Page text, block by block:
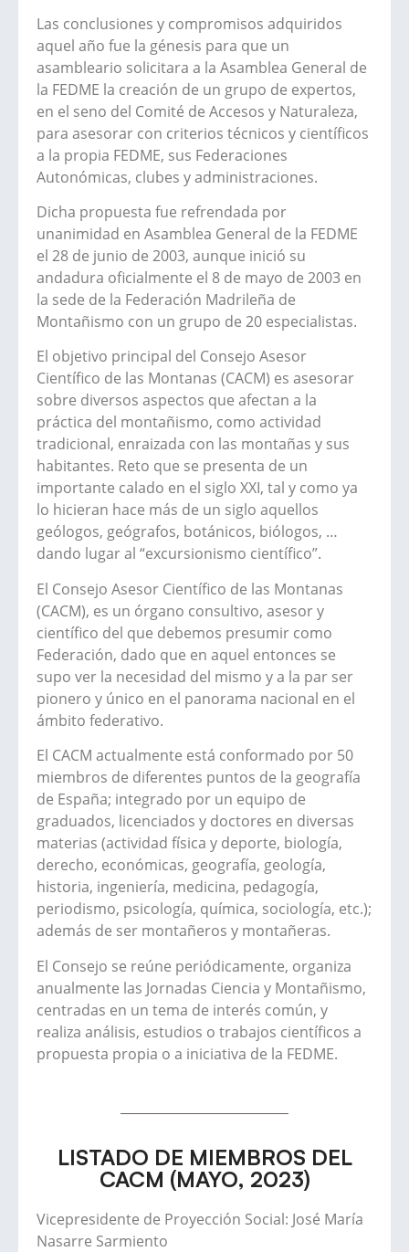
Las conclusiones y compromisos adquiridos
aquel año fue la génesis para que un
asambleario solicitara a la Asamblea General de
la FEDME la creación de un grupo de expertos,
en el seno del Comité de Accesos y Naturaleza,
para asesorar con criterios técnicos y científicos
a la propia FEDME, sus Federaciones
Autonómicas, clubes y administraciones.
Dicha propuesta fue refrendada por
unanimidad en Asamblea General de la FEDME
el 28 de junio de 2003, aunque inició su
andadura oficialmente el 8 de mayo de 2003 en
la sede de la Federación Madrileña de
Montañismo con un grupo de 20 especialistas.
El objetivo principal del Consejo Asesor
Científico de las Montanas (CACM) es asesorar
sobre diversos aspectos que afectan a la
práctica del montañismo, como actividad
tradicional, enraizada con las montañas y sus
habitantes. Reto que se presenta de un
importante calado en el siglo XXI, tal y como ya
lo hicieran hace más de un siglo aquellos
geólogos, geógrafos, botánicos, biólogos, …
dando lugar al “excursionismo científico”.
El Consejo Asesor Científico de las Montanas
(CACM), es un órgano consultivo, asesor y
científico del que debemos presumir como
Federación, dado que en aquel entonces se
supo ver la necesidad del mismo y a la par ser
pionero y único en el panorama nacional en el
ámbito federativo.
El CACM actualmente está conformado por 50
miembros de diferentes puntos de la geografía
de España; integrado por un equipo de
graduados, licenciados y doctores en diversas
materias (actividad física y deporte, biología,
derecho, económicas, geografía, geología,
historia, ingeniería, medicina, pedagogía,
periodismo, psicología, química, sociología, etc.);
además de ser montañeros y montañeras.
El Consejo se reúne periódicamente, organiza
anualmente las Jornadas Ciencia y Montañismo,
centradas en un tema de interés común, y
realiza análisis, estudios o trabajos científicos a
propuesta propia o a iniciativa de la FEDME.
LISTADO DE MIEMBROS DEL
CACM (MAYO, 2023)
Vicepresidente de Proyección Social: José María
Nasarre Sarmiento